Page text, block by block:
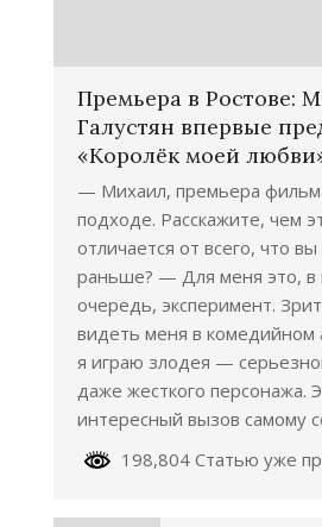
Премьера в Ростове:
Галустян впервые
«Королёк моей
— Михаил, премьера
подходе. Расскажите, чем
отличается от всего, что
раньше? — Для меня это, в
очередь, эксперимент.
видеть меня в комедийном
я играю злодея —
даже жесткого персонажа.
интересный вызов самому
198,804 Статью уже